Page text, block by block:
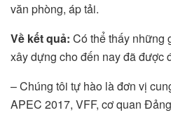
văn phòng, áp tải.
Về kết quả: Có thể thấy những
xây dựng cho đến nay đã được
– Chúng tôi tự hào là đơn vị
APEC 2017, VFF, cơ quan